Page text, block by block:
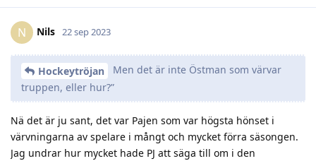
N Nils 22 sep 2023
Hockeytröjan
Men det är inte Östman som värvar
truppen, eller hur?”
Nä det är ju sant, det var Pajen som var högsta hönset i
värvningarna av spelare i mångt och mycket förra säsongen.
Jag undrar hur mycket hade PJ att säga till om i den